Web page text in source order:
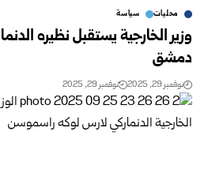
محليات سياسة
وزير الخارجية يستقبل نظيره
دمشق
نوفمبر 29, 2025 نوفمبر 29, 2025